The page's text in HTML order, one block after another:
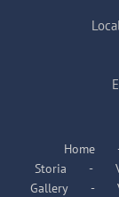
Home
Storia
Gallery